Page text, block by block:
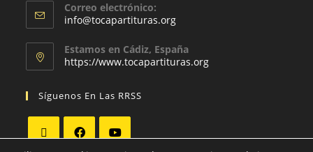
Correo electrónico:
info@tocapartituras.org
Estamos en Cádiz, España
https://www.tocapartituras.org
Síguenos En Las RRSS